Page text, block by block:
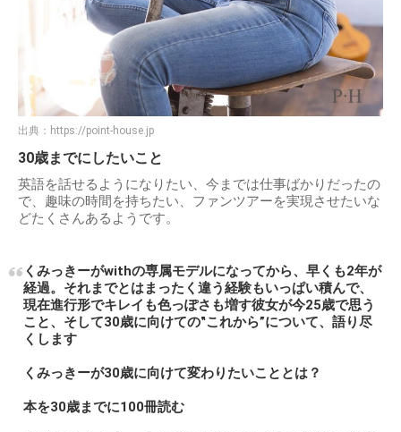
出典： https://point-house.jp
30歳までにしたいこと
英語を話せるようになりたい、今までは仕事ばかりだったの
で、趣味の時間を持ちたい、ファンツアーを実現させたいな
どたくさんあるようです。
くみっきーがwithの専属モデルになってから、早くも2年が
経過。それまでとはまったく違う経験もいっぱい積んで、
現在進行形でキレイも色っぽさも増す彼女が今25歳で思う
こと、そして30歳に向けての‟これから”について、語り尽
くします
くみっきーが30歳に向けて変わりたいこととは？
本を30歳までに100冊読む